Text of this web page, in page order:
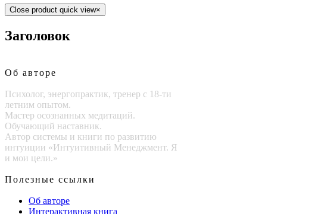
Close product quick view×
Заголовок
Об авторе
Психолог, энергопрактик, тренер с 18-ти
летним опытом.
Мастер осознанных медитаций.
Обучающий наставник.
Автор системы и книги по развитию
интуиции «Интуитивный Менеджмент. Я
и мои цели.»
Полезные ссылки
Об авторе
Интерактивная книга